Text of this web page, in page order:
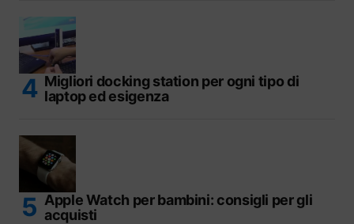
Migliori docking station per ogni tipo di
laptop ed esigenza
Apple Watch per bambini: consigli per gli
acquisti